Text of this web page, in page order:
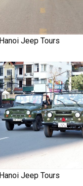
Hanoi Jeep Tours
Hanoi Jeep Tours